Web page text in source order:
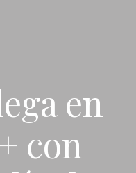
en
con